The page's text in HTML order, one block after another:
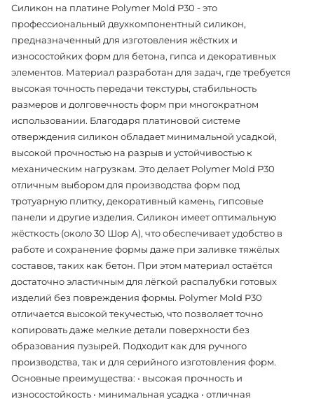
Силикон на платине Polymer Mold P30 - это
профессиональный двухкомпонентный силикон,
предназначенный для изготовления жёстких и
износостойких форм для бетона, гипса и декоративных
элементов. Материал разработан для задач, где требуется
высокая точность передачи текстуры, стабильность
размеров и долговечность форм при многократном
использовании. Благодаря платиновой системе
отверждения силикон обладает минимальной усадкой,
высокой прочностью на разрыв и устойчивостью к
механическим нагрузкам. Это делает Polymer Mold P30
отличным выбором для производства форм под
тротуарную плитку, декоративный камень, гипсовые
панели и другие изделия. Силикон имеет оптимальную
жёсткость (около 30 Шор А), что обеспечивает удобство в
работе и сохранение формы даже при заливке тяжёлых
составов, таких как бетон. При этом материал остаётся
достаточно эластичным для лёгкой распалубки готовых
изделий без повреждения формы. Polymer Mold P30
отличается высокой текучестью, что позволяет точно
копировать даже мелкие детали поверхности без
образования пузырей. Подходит как для ручного
производства, так и для серийного изготовления форм.
Основные преимущества: • высокая прочность и
износостойкость • минимальная усадка • отличная